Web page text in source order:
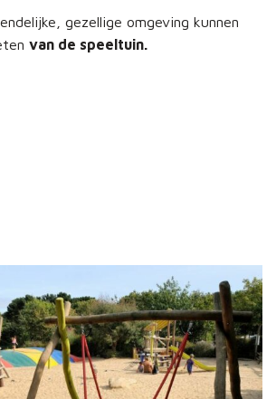
gezellige omgeving kunnen
van de speeltuin.